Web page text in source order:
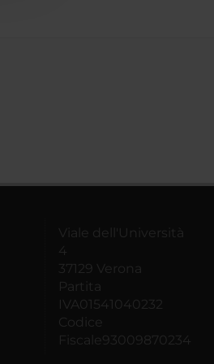
Viale dell'Università
4
37129 Verona
Partita
IVA01541040232
Codice
Fiscale93009870234